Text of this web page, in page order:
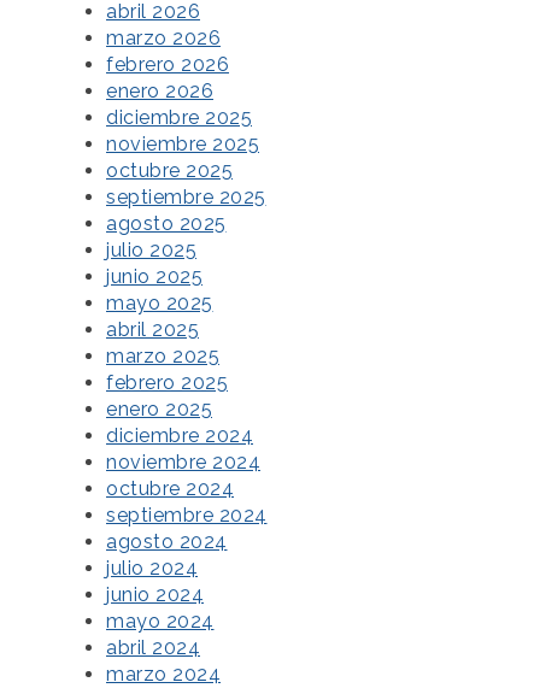
abril 2026
marzo 2026
febrero 2026
enero 2026
diciembre 2025
noviembre 2025
octubre 2025
septiembre 2025
agosto 2025
julio 2025
junio 2025
mayo 2025
abril 2025
marzo 2025
febrero 2025
enero 2025
diciembre 2024
noviembre 2024
octubre 2024
septiembre 2024
agosto 2024
julio 2024
junio 2024
mayo 2024
abril 2024
marzo 2024